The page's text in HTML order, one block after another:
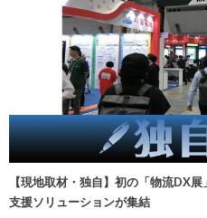
【現地取材・独自】初の「物流DX
支援ソリューションが集結